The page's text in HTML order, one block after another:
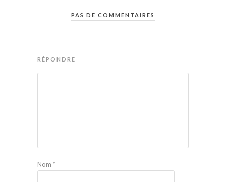
PAS DE COMMENTAIRES
RÉPONDRE
Nom *